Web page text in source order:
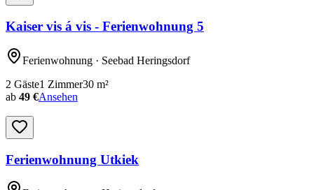
Kaiser vis á vis - Ferienwohnung 5
Ferienwohnung · Seebad Heringsdorf
2 Gäste1 Zimmer30 m²
ab 49 €Ansehen
Ferienwohnung Utkiek